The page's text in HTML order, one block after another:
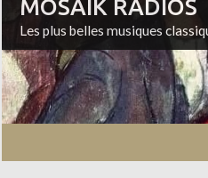
MOSAIK RADIOS
Les plus belles musiques